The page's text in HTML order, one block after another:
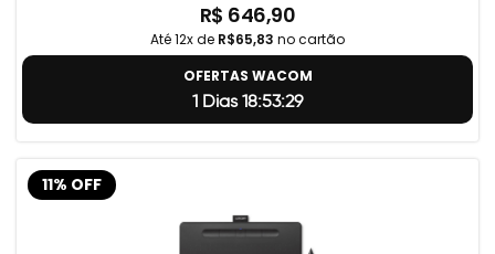
R$ 646,90
Até 12x de R$65,83 no cartão
OFERTAS WACOM
1 Dias 18:53:28
11% OFF